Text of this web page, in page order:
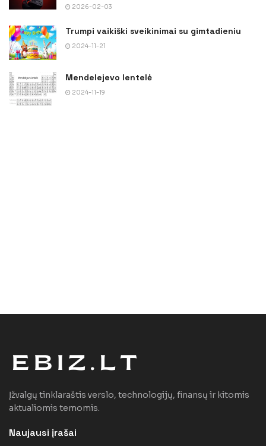
2026-02-03
Trumpi vaikiški sveikinimai su gimtadieniu
2024-11-21
Mendelejevo lentelė
2024-11-19
Įžvalgų tinklaraštis verslo, technologijų, finansų ir kitomis
aktualiomis temomis.
Naujausi įrašai